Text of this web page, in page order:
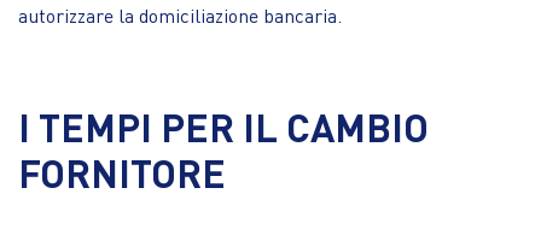
autorizzare la domiciliazione bancaria.
I TEMPI PER IL CAMBIO
FORNITORE